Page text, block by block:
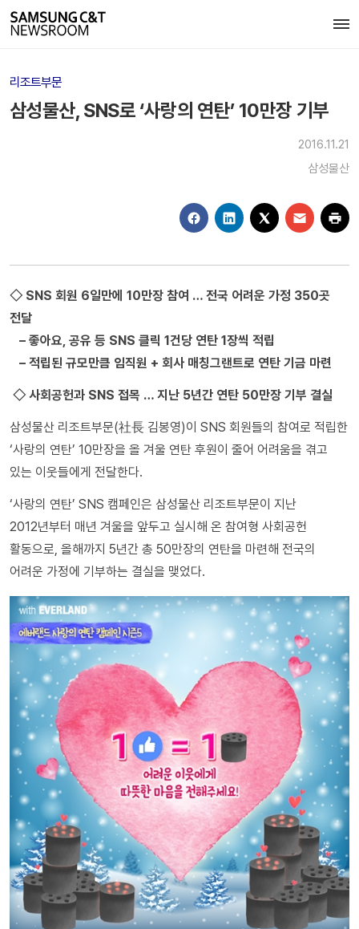
리조트부문
삼성물산, SNS로 ‘사랑의 연탄’ 10만장 기부
2016.11.21
삼성물산
◇ SNS 회원 6일만에 10만장 참여 … 전국 어려운 가정 350곳
전달
– 좋아요, 공유 등 SNS 클릭 1건당 연탄 1장씩 적립
– 적립된 규모만큼 임직원 + 회사 매칭그랜트로 연탄 기금 마련
◇ 사회공헌과 SNS 접목 … 지난 5년간 연탄 50만장 기부 결실
삼성물산 리조트부문(社長 김봉영)이 SNS 회원들의 참여로 적립한
‘사랑의 연탄’ 10만장을 올 겨울 연탄 후원이 줄어 어려움을 겪고
있는 이웃들에게 전달한다.
‘사랑의 연탄’ SNS 캠페인은 삼성물산 리조트부문이 지난
2012년부터 매년 겨울을 앞두고 실시해 온 참여형 사회공헌
활동으로, 올해까지 5년간 총 50만장의 연탄을 마련해 전국의
어려운 가정에 기부하는 결실을 맺었다.